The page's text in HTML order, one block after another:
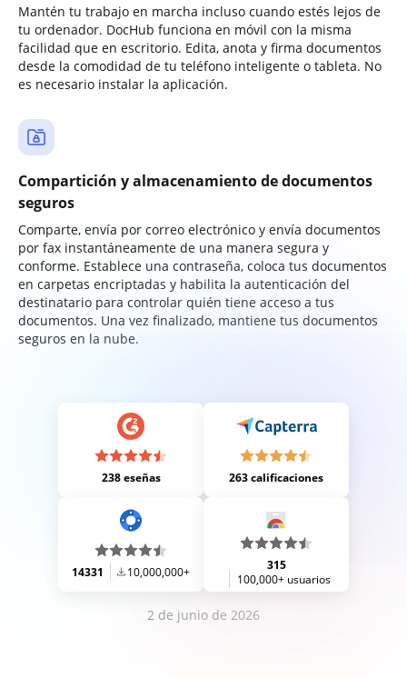
Mantén tu trabajo en marcha incluso cuando estés lejos de
tu ordenador. DocHub funciona en móvil con la misma
facilidad que en escritorio. Edita, anota y firma documentos
desde la comodidad de tu teléfono inteligente o tableta. No
es necesario instalar la aplicación.
Compartición y almacenamiento de documentos
seguros
Comparte, envía por correo electrónico y envía documentos
por fax instantáneamente de una manera segura y
conforme. Establece una contraseña, coloca tus documentos
en carpetas encriptadas y habilita la autenticación del
destinatario para controlar quién tiene acceso a tus
documentos. Una vez finalizado, mantiene tus documentos
seguros en la nube.
238 eseñas 263 calificaciones
14331 10,000,000+
315
100,000+ usuarios
2 de junio de 2026